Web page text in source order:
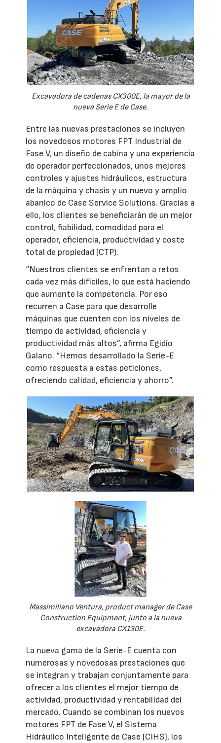
Excavadora de cadenas CX300E, la mayor de la
nueva Serie E de Case.
Entre las nuevas prestaciones se incluyen
los novedosos motores FPT Industrial de
Fase V, un diseño de cabina y una experiencia
de operador perfeccionados, unos mejores
controles y ajustes hidráulicos, estructura
de la máquina y chasis y un nuevo y amplio
abanico de Case Service Solutions. Gracias a
ello, los clientes se beneficiarán de un mejor
control, fiabilidad, comodidad para el
operador, eficiencia, productividad y coste
total de propiedad (CTP).
“Nuestros clientes se enfrentan a retos
cada vez más difíciles, lo que está haciendo
que aumente la competencia. Por eso
recurren a Case para que desarrolle
máquinas que cuenten con los niveles de
tiempo de actividad, eficiencia y
productividad más altos”, afirma Egidio
Galano. “Hemos desarrollado la Serie-E
como respuesta a estas peticiones,
ofreciendo calidad, eficiencia y ahorro”.
Massimiliano Ventura, product manager de Case
Construction Equipment, junto a la nueva
excavadora CX130E.
La nueva gama de la Serie-E cuenta con
numerosas y novedosas prestaciones que
se integran y trabajan conjuntamente para
ofrecer a los clientes el mejor tiempo de
actividad, productividad y rentabilidad del
mercado. Cuando se combinan los nuevos
motores FPT de Fase V, el Sistema
Hidráulico Inteligente de Case (CIHS), los